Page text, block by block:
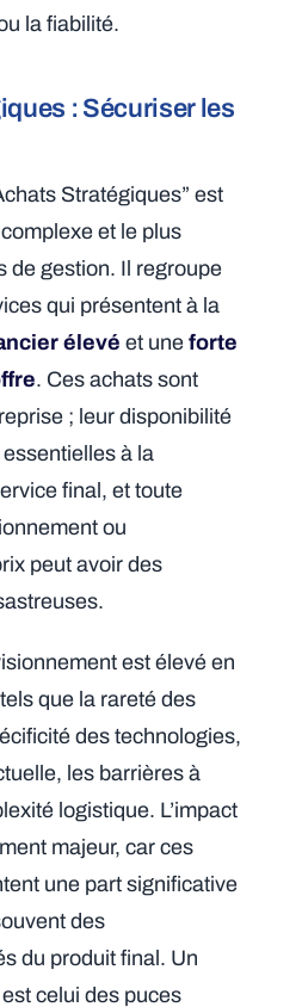
la fiabilité.
: Sécuriser les
Stratégiques” est
et le plus
de gestion. Il regroupe
qui présentent à la
élevé et uneforte
. Ces achats sont
; leur disponibilité
à la
final, et toute
ou
peut avoir des
est élevé en
que la rareté des
des technologies,
les barrières à
logistique. L’impact
majeur, car ces
une part significative
des
du produit final. Un
celui des puces